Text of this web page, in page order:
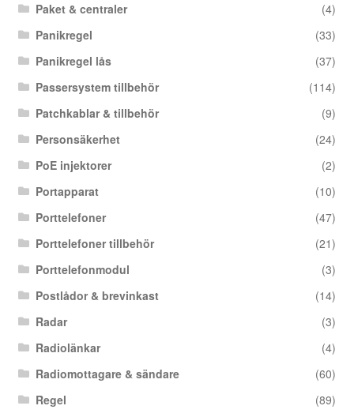
Paket & centraler
(4)
Panikregel
(33)
Panikregel lås
(37)
Passersystem tillbehör
(114)
Patchkablar & tillbehör
(9)
Personsäkerhet
(24)
PoE injektorer
(2)
Portapparat
(10)
Porttelefoner
(47)
Porttelefoner tillbehör
(21)
Porttelefonmodul
(3)
Postlådor & brevinkast
(14)
Radar
(3)
Radiolänkar
(4)
Radiomottagare & sändare
(60)
Regel
(89)